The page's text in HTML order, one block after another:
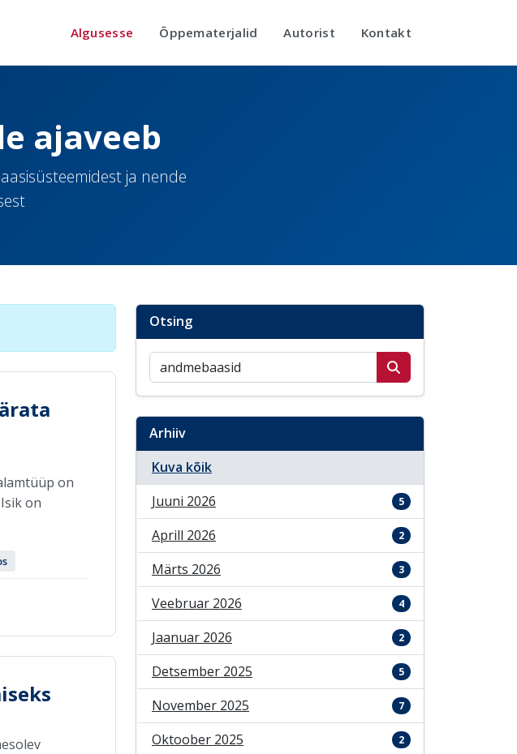
Algusesse Õppematerjalid Autorist Kontakt
ajaveeb
ja nende
on
on
Otsing
Otsi postitusi
Arhiiv
Kuva kõik
Juuni 2026
5
Aprill 2026 2
Märts 2026 3
Veebruar 2026 4
Jaanuar 2026 2
Detsember 2025 5
November 2025 7
Oktoober 2025 2